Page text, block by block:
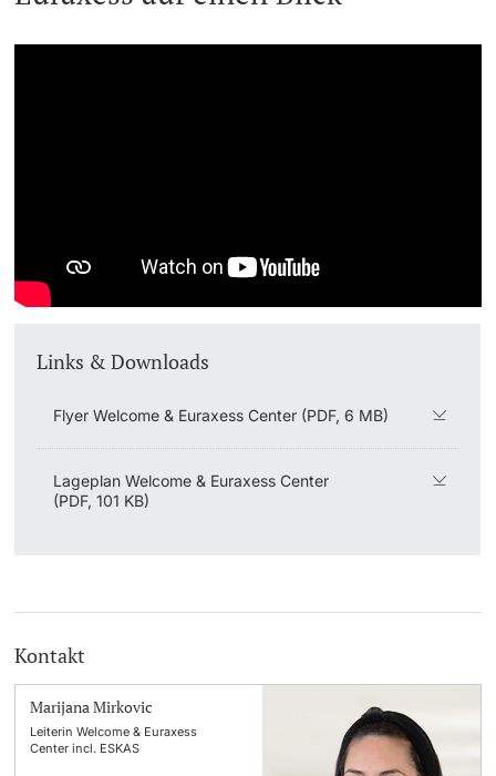
Links & Downloads
Flyer Welcome & Euraxess Center (PDF, 6 MB)
Lageplan Welcome & Euraxess Center
(PDF, 101 KB)
Kontakt
Marijana Mirkovic
Leiterin Welcome & Euraxess
Center incl. ESKAS